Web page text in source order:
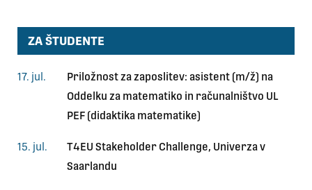
ZA ŠTUDENTE
17. jul.
Priložnost za zaposlitev: asistent (m/ž) na
Oddelku za matematiko in računalništvo UL
PEF (didaktika matematike)
15. jul.
T4EU Stakeholder Challenge, Univerza v
Saarlandu